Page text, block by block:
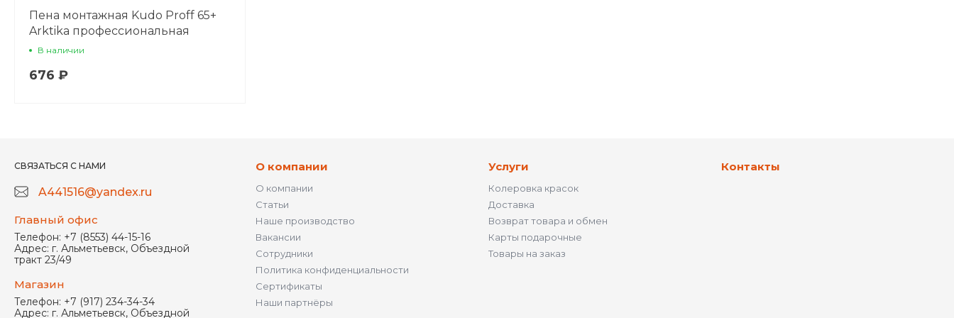
Пена монтажная Kudo Proff 65+
Arktika профессиональная
1000мл
В наличии
676 ₽
СВЯЗАТЬСЯ С НАМИ
A441516@yandex.ru
Главный офис
Телефон: +7 (8553) 44-15-16
Адрес: г. Альметьевск, Объездной
тракт 23/49
Магазин
Телефон: +7 (917) 234-34-34
Адрес: г. Альметьевск, Объездной
О компании
О компании
Статьи
Наше производство
Вакансии
Сотрудники
Политика конфиденциальности
Сертификаты
Наши партнёры
Услуги
Колеровка красок
Доставка
Возврат товара и обмен
Карты подарочные
Товары на заказ
Контакты